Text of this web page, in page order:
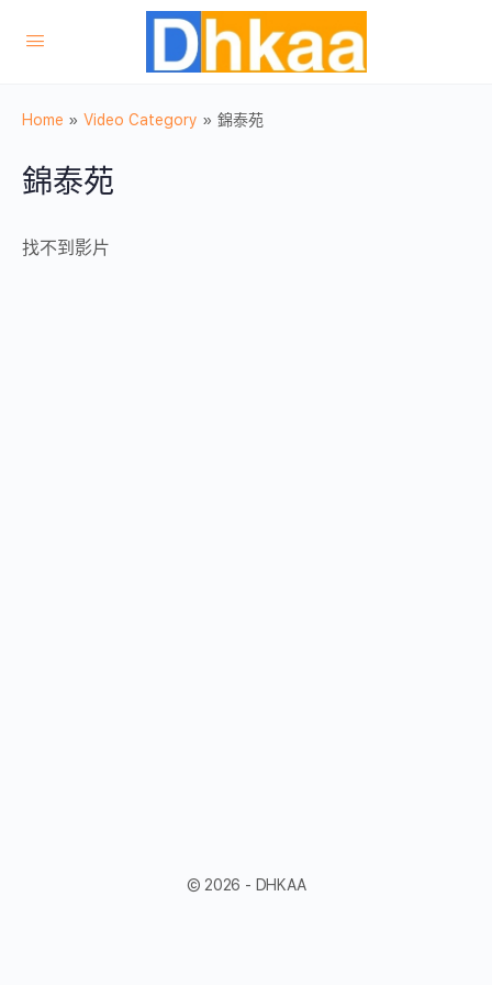
Home » Video Category » 錦泰苑
錦泰苑
找不到影片
© 2026 - DHKAA